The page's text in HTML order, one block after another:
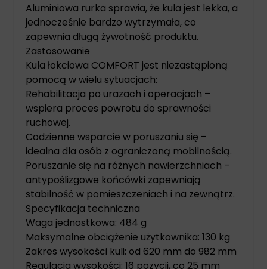
Aluminiowa rurka sprawia, że kula jest lekka, a
jednocześnie bardzo wytrzymała, co
zapewnia długą żywotność produktu.
Zastosowanie
Kula łokciowa COMFORT jest niezastąpioną
pomocą w wielu sytuacjach:
Rehabilitacja po urazach i operacjach –
wspiera proces powrotu do sprawności
ruchowej.
Codzienne wsparcie w poruszaniu się –
idealna dla osób z ograniczoną mobilnością.
Poruszanie się na różnych nawierzchniach –
antypoślizgowe końcówki zapewniają
stabilność w pomieszczeniach i na zewnątrz.
Specyfikacja techniczna
Waga jednostkowa: 484 g
Maksymalne obciążenie użytkownika: 130 kg
Zakres wysokości kuli: od 620 mm do 982 mm
Regulacja wysokości: 16 pozycji, co 25 mm